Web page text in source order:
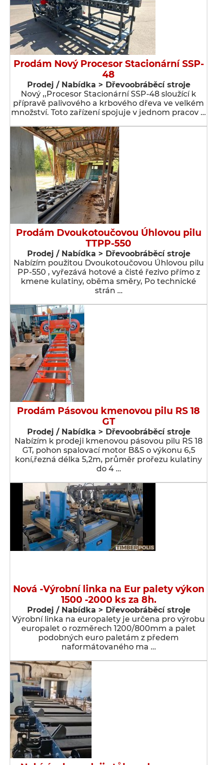
Prodám Nový Procesor Stacionární SSP-
48
Prodej / Nabídka > Dřevoobráběcí stroje
Nový ,,Procesor Stacionární SSP-48 sloužící k
přípravě palivového a krbového dřeva ve velkém
množství. Toto zařízení spojuje v jednom pracov …
Prodám Dvoukotoučovou Úhlovou pilu
TTPP-550
Prodej / Nabídka > Dřevoobráběcí stroje
Nabízím použitou Dvoukotoučovou Úhlovou pilu
PP-550 , vyřezává hotové a čisté řezivo přímo z
kmene kulatiny, oběma směry, Po technické
strán …
Prodám Pásovou kmenovou pilu RS 18
GT
Prodej / Nabídka > Dřevoobráběcí stroje
Nabízím k prodeji kmenovou pásovou pilu RS 18
GT, pohon spalovací motor B&S o výkonu 6,5
koní,řezná délka 5,2m, průměr prořezu kulatiny
do 4 …
Nová -Výrobní linka na Eur palety výkon
1500 -2000 ks za 8h.
Prodej / Nabídka > Dřevoobráběcí stroje
Výrobní linka na europalety je určena pro výrobu
europalet o rozměrech 1200/800mm a palet
podobných euro paletám z předem
naformátovaného ma …